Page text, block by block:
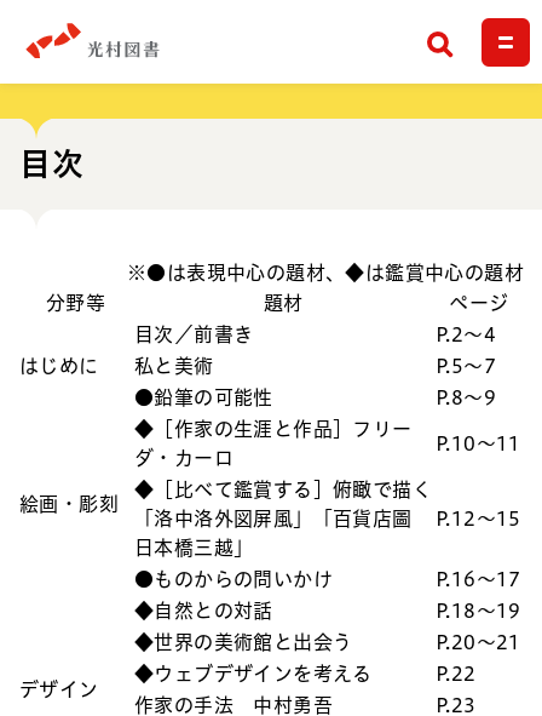
検索
目次
※●は表現中心の題材、◆は鑑賞中心の題材
分野等
題材
ページ
目次／前書き
P.2〜4
はじめに
私と美術 P.5〜7
絵画・彫刻
●鉛筆の可能性
P.8〜9
◆［作家の生涯と作品］フリー
ダ・カーロ
P.10〜11
◆［比べて鑑賞する］俯瞰で描く
「洛中洛外図屏風」「百貨店圖
日本橋三越」
P.12〜15
●ものからの問いかけ
P.16〜17
◆自然との対話
P.18〜19
デザイン
◆世界の美術館と出会う
P.20〜21
◆ウェブデザインを考える
P.22
作家の手法 中村勇吾
P.23